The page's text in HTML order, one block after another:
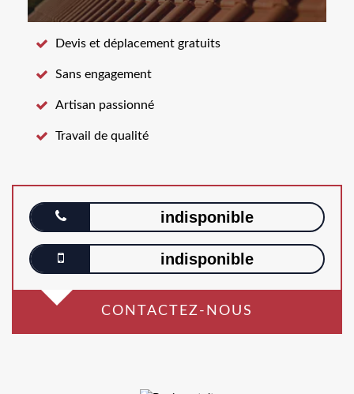
Devis et déplacement gratuits
Sans engagement
Artisan passionné
Travail de qualité
indisponible
indisponible
CONTACTEZ-NOUS